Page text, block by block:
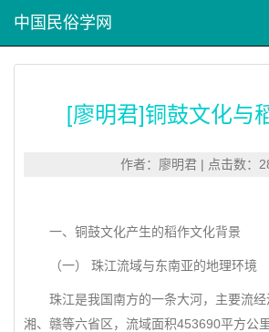
中国民俗学网
[廖明君]铜鼓文化与
作者：廖明君 | 点击数：
一、铜鼓文化产生的稻作文化背景
（一） 珠江流域与东南亚的地理环境
珠江是我国南方的一条大河，主要流经
湘、赣等六省区，流域面积453690平方公里